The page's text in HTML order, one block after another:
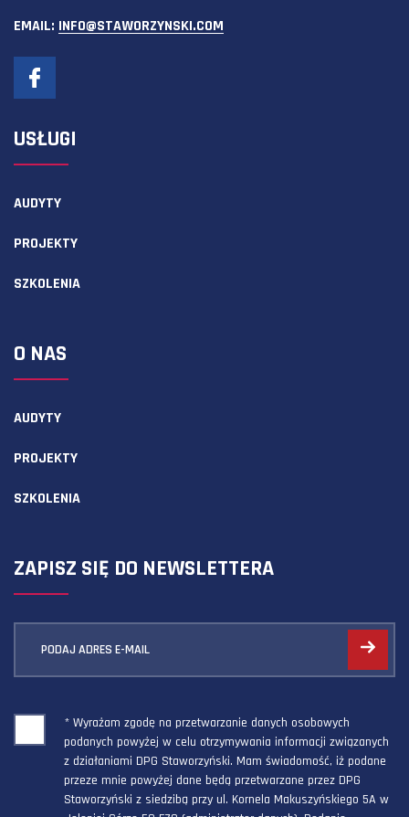
EMAIL: INFO@STAWORZYNSKI.COM
USŁUGI
AUDYTY
PROJEKTY
SZKOLENIA
O NAS
AUDYTY
PROJEKTY
SZKOLENIA
ZAPISZ SIĘ DO NEWSLETTERA
PODAJ ADRES E-MAIL
* Wyrażam zgodę na przetwarzanie danych osobowych
podanych powyżej w celu otrzymywania informacji związanych
z działaniami DPG Staworzyński. Mam świadomość, iż podane
przeze mnie powyżej dane będą przetwarzane przez DPG
Staworzyński z siedzibą przy ul. Kornela Makuszyńskiego 5A w